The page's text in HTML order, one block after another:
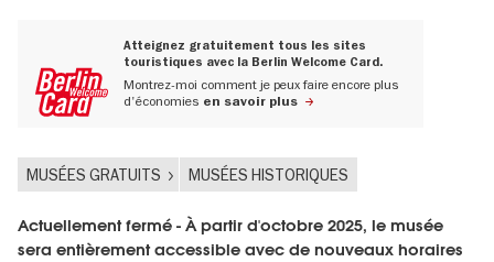
Atteignez gratuitement tous les sites
touristiques avec la Berlin Welcome Card.
Montrez-moi comment je peux faire encore plus
d'économies en savoir plus
MUSÉES GRATUITS MUSÉES HISTORIQUES
Actuellement fermé - À partir d'octobre 2025, le musée
sera entièrement accessible avec de nouveaux horaires